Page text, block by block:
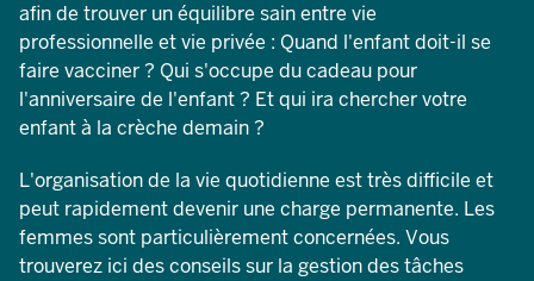
afin de trouver un équilibre sain entre vie
professionnelle et vie privée : Quand l'enfant doit-il se
faire vacciner ? Qui s'occupe du cadeau pour
l'anniversaire de l'enfant ? Et qui ira chercher votre
enfant à la crèche demain ?
L'organisation de la vie quotidienne est très difficile et
peut rapidement devenir une charge permanente. Les
femmes sont particulièrement concernées. Vous
trouverez ici des conseils sur la gestion des tâches